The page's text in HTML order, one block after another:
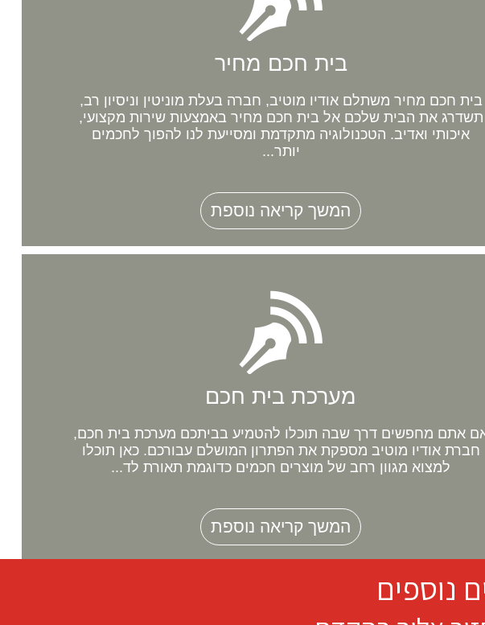
בית חכם מחיר
בית חכם מחיר משתלם אודיו מוטיב, חברה בעלת מוניטין וניסיון רב,
תשדרג את הבית שלכם אל בית חכם מחיר באמצעות שירות מקצועי,
איכותי ואדיב. הטכנולוגיה מתקדמת ומסייעת לנו להפוך לחכמים
יותר...
המשך קריאה נוספת
מערכת בית חכם
אתם מחפשים דרך שבה תוכלו להטמיע בביתכם מערכת בית חכם,
חברת אודיו מוטיב מספקת את הפתרון המושלם עבורכם. כאן תוכלו
למצוא מגוון רחב של מוצרים חכמים כדוגמת תאורת לד...
המשך קריאה נוספת
נוספים